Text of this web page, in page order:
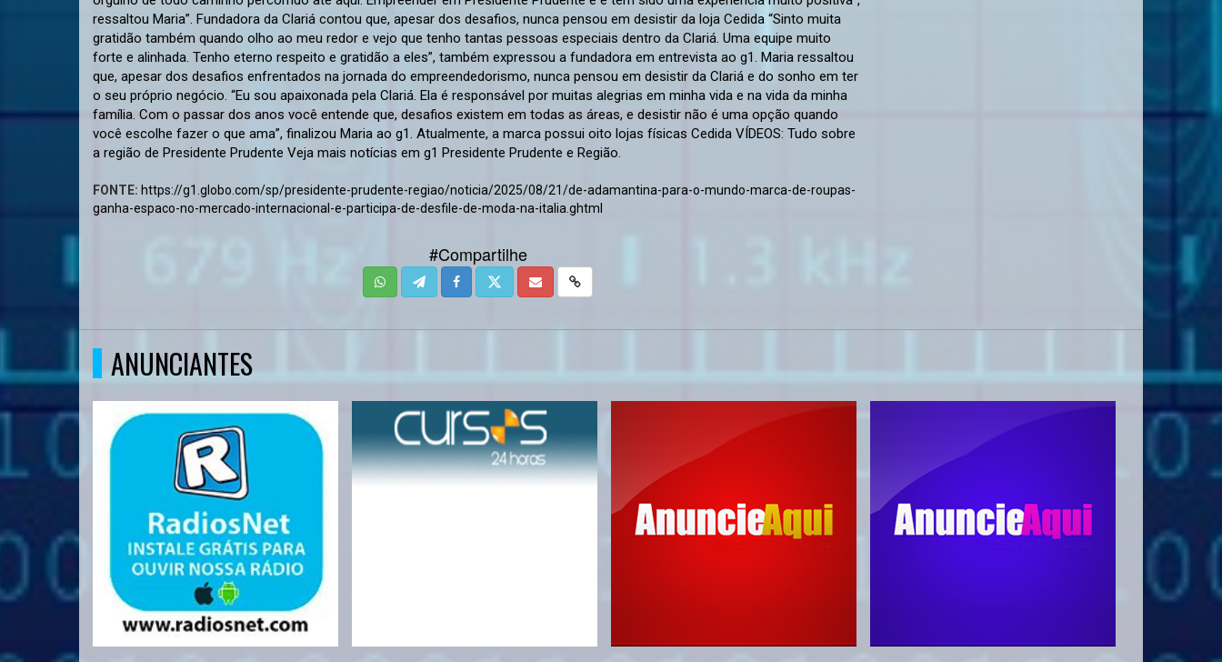
FONTE: https://g1.globo.com/sp/presidente-prudente-regiao/noticia/2025/08/21/de-adamantina-para-o-mundo-marca-de-roupas-
ganha-espaco-no-mercado-internacional-e-participa-de-desfile-de-moda-na-italia.ghtml
#Compartilhe
ANUNCIANTES